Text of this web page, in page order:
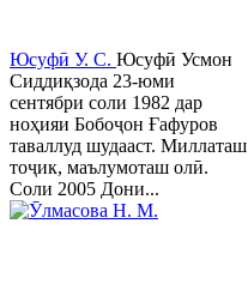
Юсуфӣ У. C. Юсуфӣ Усмон
Сиддиқзода 23-юми
сентябри соли 1982 дар
ноҳияи Бобоҷон Ғафуров
таваллуд шудааст. Миллаташ
тоҷик, маълумоташ олӣ.
Соли 2005 Дони...